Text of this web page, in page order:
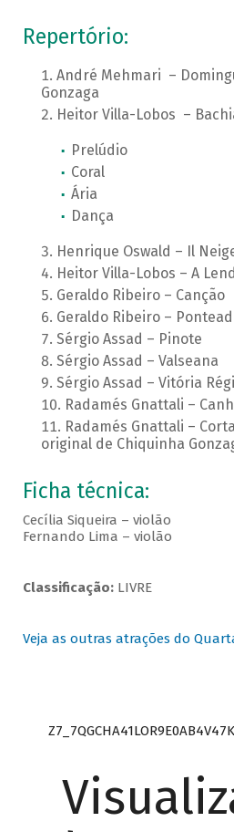
Repertório:
André Mehmari –
Gonzaga
Heitor Villa-Lobos –
Prelúdio
Coral
Ária
Dança
Henrique Oswald – Il
Heitor Villa-Lobos – A
Geraldo Ribeiro – Canção
Geraldo Ribeiro –
Sérgio Assad – Pinote
Sérgio Assad – Valseana
Sérgio Assad – Vitória
Radamés Gnattali –
Radamés Gnattali –
original de Chiquinha
Ficha técnica:
Cecília Siqueira – violão
Fernando Lima – violão
Classificação:LIVRE
Veja as outras atrações do